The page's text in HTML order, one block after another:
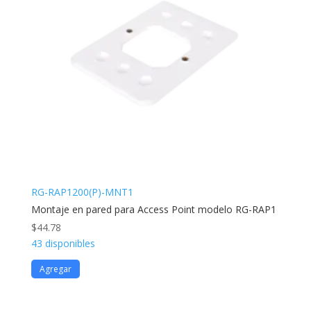
RG-RAP1200(P)-MNT1
Montaje en pared para Access Point modelo RG-RAP1
$44.78
43 disponibles
Agregar